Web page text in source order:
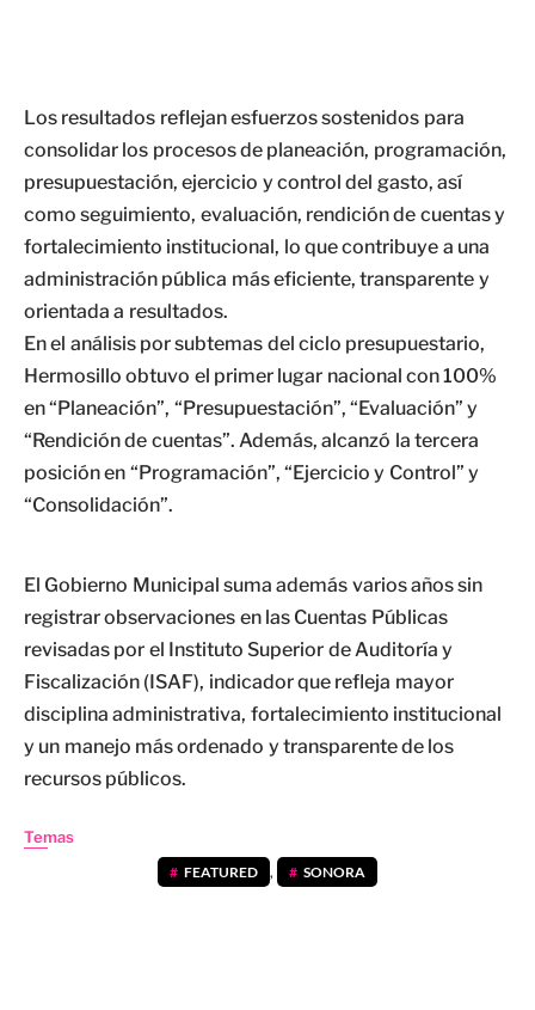
Los resultados reflejan esfuerzos sostenidos para
consolidar los procesos de planeación, programación,
presupuestación, ejercicio y control del gasto, así
como seguimiento, evaluación, rendición de cuentas y
fortalecimiento institucional, lo que contribuye a una
administración pública más eficiente, transparente y
orientada a resultados.
En el análisis por subtemas del ciclo presupuestario,
Hermosillo obtuvo el primer lugar nacional con 100%
en “Planeación”, “Presupuestación”, “Evaluación” y
“Rendición de cuentas”. Además, alcanzó la tercera
posición en “Programación”, “Ejercicio y Control” y
“Consolidación”.
El Gobierno Municipal suma además varios años sin
registrar observaciones en las Cuentas Públicas
revisadas por el Instituto Superior de Auditoría y
Fiscalización (ISAF), indicador que refleja mayor
disciplina administrativa, fortalecimiento institucional
y un manejo más ordenado y transparente de los
recursos públicos.
Temas
FEATURED , SONORA